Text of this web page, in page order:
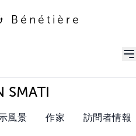
Bénétière
SMATI
風景 作家 訪問者情報